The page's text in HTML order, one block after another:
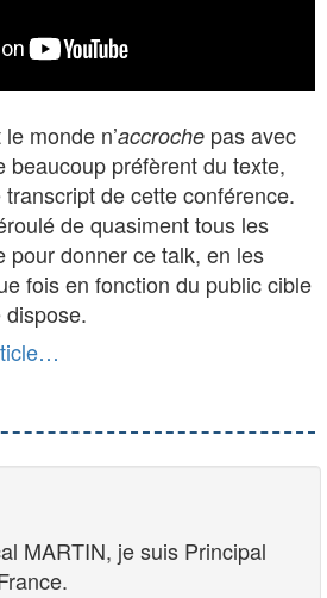
monde n’accroche pas avec
beaucoup préfèrent du texte,
de cette conférence.
de quasiment tous les
pour donner ce talk, en les
fois en fonction du public cible
MARTIN, je suis Principal
.